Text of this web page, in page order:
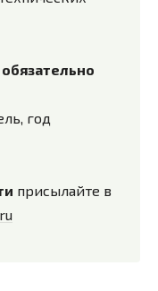
год
присылайте в